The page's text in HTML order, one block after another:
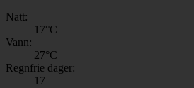
Natt:
17°C
Vann:
27°C
Regnfrie dager:
17